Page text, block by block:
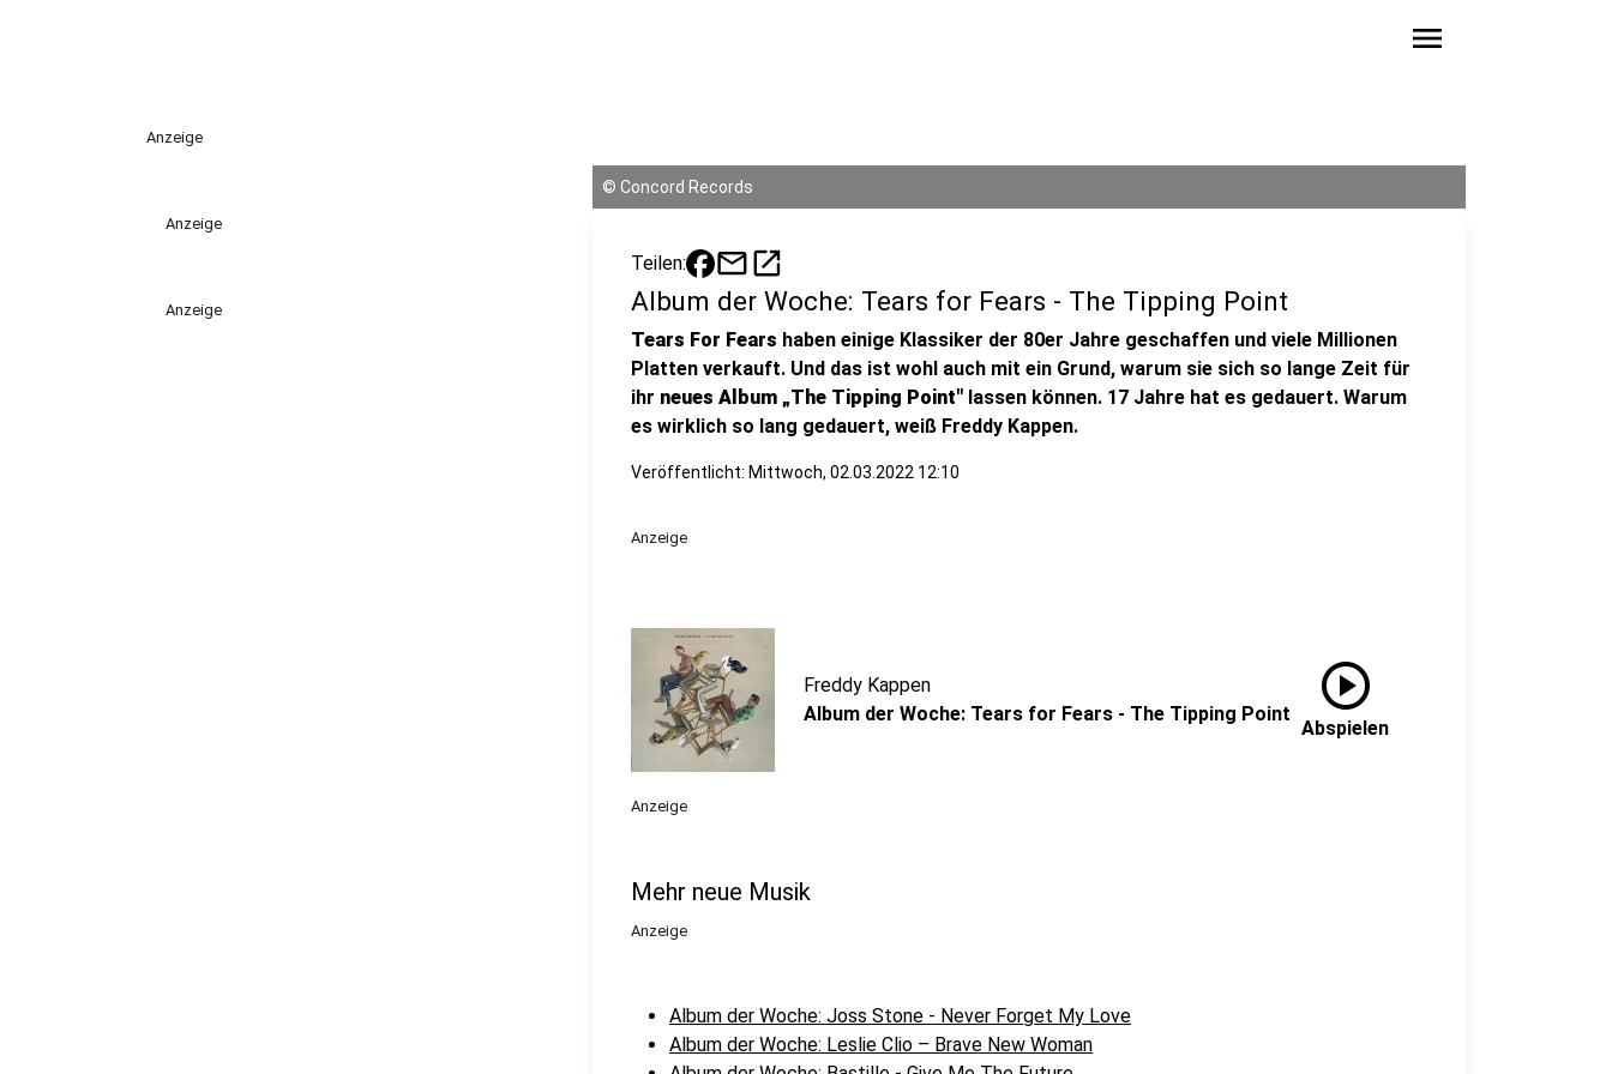
menu
Anzeige
Anzeige
Anzeige
© Concord Records
Teilen: mailopen_in_new
Album der Woche: Tears for Fears - The Tipping Point
Tears For Fears haben einige Klassiker der 80er Jahre geschaffen und viele Millionen
Platten verkauft. Und das ist wohl auch mit ein Grund, warum sie sich so lange Zeit für
ihr neues Album „The Tipping Point" lassen können. 17 Jahre hat es gedauert. Warum
es wirklich so lang gedauert, weiß Freddy Kappen.
Veröffentlicht: Mittwoch, 02.03.2022 12:10
Anzeige
Freddy Kappen
Album der Woche: Tears for Fears - The Tipping Point
play_circle
Abspielen
Anzeige
Mehr neue Musik
Anzeige
Album der Woche: Joss Stone - Never Forget My Love
Album der Woche: Leslie Clio – Brave New Woman